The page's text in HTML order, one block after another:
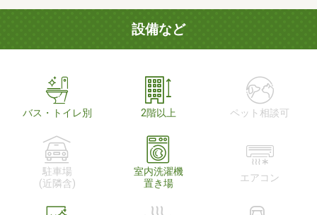
設備など
バス・トイレ別 2階以上 ペット相談可
駐車場
(近隣含)
室内洗濯機
置き場
エアコン